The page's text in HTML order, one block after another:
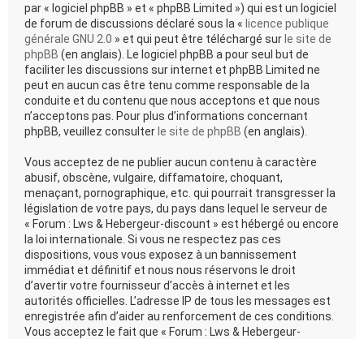
par « logiciel phpBB » et « phpBB Limited ») qui est un logiciel
de forum de discussions déclaré sous la « licence publique
générale GNU 2.0 » et qui peut être téléchargé sur le site de
phpBB (en anglais). Le logiciel phpBB a pour seul but de
faciliter les discussions sur internet et phpBB Limited ne
peut en aucun cas être tenu comme responsable de la
conduite et du contenu que nous acceptons et que nous
n’acceptons pas. Pour plus d’informations concernant
phpBB, veuillez consulter le site de phpBB (en anglais).
Vous acceptez de ne publier aucun contenu à caractère
abusif, obscène, vulgaire, diffamatoire, choquant,
menaçant, pornographique, etc. qui pourrait transgresser la
législation de votre pays, du pays dans lequel le serveur de
« Forum : Lws & Hebergeur-discount » est hébergé ou encore
la loi internationale. Si vous ne respectez pas ces
dispositions, vous vous exposez à un bannissement
immédiat et définitif et nous nous réservons le droit
d’avertir votre fournisseur d’accès à internet et les
autorités officielles. L’adresse IP de tous les messages est
enregistrée afin d’aider au renforcement de ces conditions.
Vous acceptez le fait que « Forum : Lws & Hebergeur-